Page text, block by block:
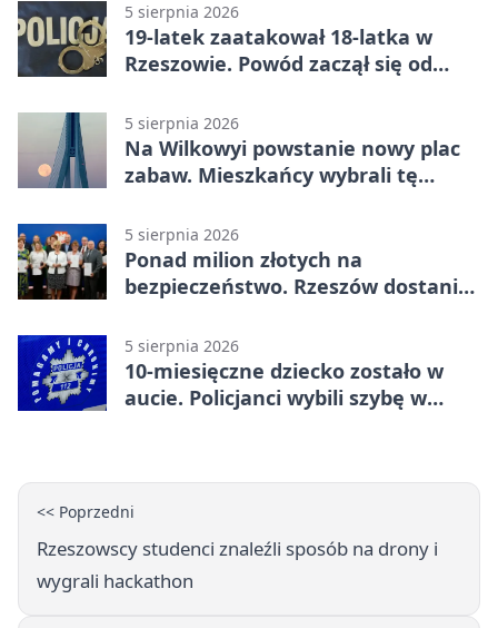
5 sierpnia 2026
19-latek zaatakował 18-latka w
Rzeszowie. Powód zaczął się od
5 sierpnia 2026
Na Wilkowyi powstanie nowy plac
zabaw. Mieszkańcy wybrali tę
5 sierpnia 2026
Ponad milion złotych na
bezpieczeństwo. Rzeszów dostanie
5 sierpnia 2026
10-miesięczne dziecko zostało w
aucie. Policjanci wybili szybę w
<< Poprzedni
Rzeszowscy studenci znaleźli sposób na drony i
wygrali hackathon